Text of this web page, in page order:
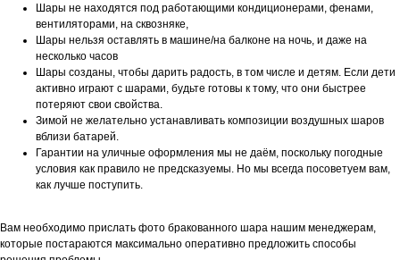
Шары не находятся под работающими кондиционерами, фенами,
вентиляторами, на сквозняке,
Шары нельзя оставлять в машине/на балконе на ночь, и даже на
несколько часов
Шары созданы, чтобы дарить радость, в том числе и детям. Если дети
активно играют с шарами, будьте готовы к тому, что они быстрее
потеряют свои свойства.
Зимой не желательно устанавливать композиции воздушных шаров
вблизи батарей.
Гарантии на уличные оформления мы не даём, поскольку погодные
условия как правило не предсказуемы. Но мы всегда посоветуем вам,
как лучше поступить.
Вам необходимо прислать фото бракованного шара нашим менеджерам,
которые постараются максимально оперативно предложить способы